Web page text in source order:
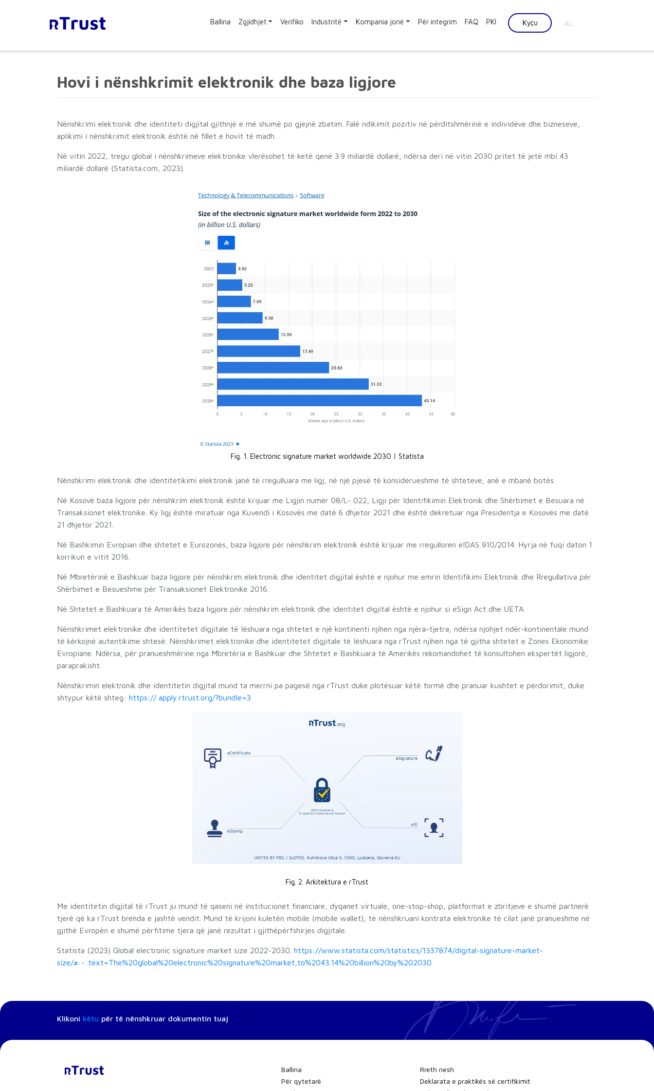
Ballina Zgjidhjet Verifiko Industritë Kompania jonë Për integrim FAQ PKI Kyçu AL
Hovi i nënshkrimit elektronik dhe baza ligjore
Nënshkrimi elektronik dhe identiteti digjital gjithnjë e më shumë po gjejnë zbatim. Falë ndikimit pozitiv në përditshmërinë e individëve dhe bizneseve,
aplikimi i nënshkrimit elektronik është në fillet e hovit të madh.
Në vitin 2022, tregu global i nënshkrimeve elektronike vlerësohet të ketë qenë 3.9 miliardë dollarë, ndërsa deri në vitin 2030 pritet të jetë mbi 43
miliardë dollarë (Statista.com, 2023).
Fig. 1. Electronic signature market worldwide 2030 | Statista
Nënshkrimi elektronik dhe identitetikimi elektronik janë të rregulluara me ligj, në një pjesë të konsiderueshme të shteteve, anë e mbanë botës.
Në Kosovë baza ligjore për nënshkrim elektronik është krijuar me Ligjin numër 08/L- 022, Ligji për Identifikimin Elektronik dhe Shërbimet e Besuara në
Transaksionet elektronike. Ky ligj është miratuar nga Kuvendi i Kosovës me datë 6 dhjetor 2021 dhe është dekretuar nga Presidentja e Kosovës me datë
21 dhjetor 2021.
Në Bashkimin Evropian dhe shtetet e Eurozonës, baza ligjore për nënshkrim elektronik është krijuar me rregulloren eIDAS 910/2014. Hyrja në fuqi daton 1
korrikun e vitit 2016.
Në Mbretërinë e Bashkuar baza ligjore për nënshkrim elektronik dhe identitet digjital është e njohur me emrin Identifikimi Elektronik dhe Rregullativa për
Shërbimet e Besueshme për Transaksionet Elektronike 2016.
Në Shtetet e Bashkuara të Amerikës baza ligjore për nënshkrim elektronik dhe identitet digjital është e njohur si eSign Act dhe UETA.
Nënshkrimet elektronike dhe identitetet digjitale të Iëshuara nga shtetet e një kontinenti njihen nga njëra-tjetra, ndërsa njohjet ndër-kontinentale mund
të kërkojnë autentikime shtesë. Nënshkrimet elektronike dhe identitetet digjitale të Iëshuara nga rTrust njihen nga të gjitha shtetet e Zones Ekonomike
Evropiane. Ndërsa, për pranueshmërine nga Mbretëria e Bashkuar dhe Shtetet e Bashkuara të Amerikës rekomandohet të konsultohen ekspertët ligjorë,
paraprakisht.
Nënshkrimin elektronik dhe identitetin digjital mund ta merrni pa pagesë nga rTrust duke plotësuar këtë formë dhe pranuar kushtet e përdorimit, duke
shtypur këtë shteg: https:// apply.rtrust.org/?bundIe=3
Fig. 2. Arkitektura e rTrust
Me identitetin digjital të rTrust ju mund të qaseni në institucionet financiare, dyqanet virtuale, one-stop-shop, platformat e zbritjeve e shumë partnerë
tjerë që ka rTrust brenda e jashtë vendit. Mund të krijoni kuletën mobile (mobile wallet), të nënshkruani kontrata elektronike të cilat janë pranueshme në
gjithë Evropën e shumë përfitime tjera që janë rezultat i gjithëpërfshirjes digjitale.
Statista (2023) Global electronic signature market size 2022-2030. https://www.statista.com/statistics/1337874/digital-signature-market-
size/#:~:text=The%20global%20electronic%20signature%20market,to%2043.14%20billion%20by%202030
Klikoni këtu për të nënshkruar dokumentin tuaj
Ballina
Për qytetarë
Rreth nesh
Deklarata e praktikës së certifikimit